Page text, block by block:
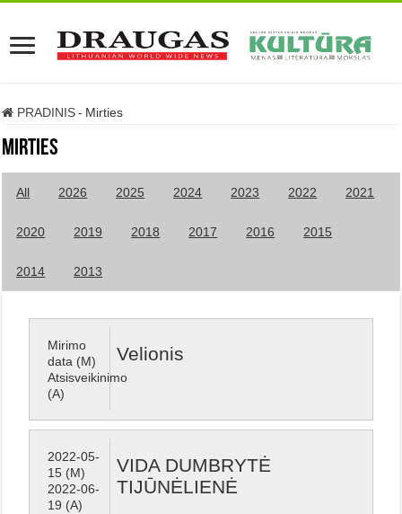
PRADINIS - Mirties
Mirties
All 2026 2025 2024 2023 2022 2021
2020 2019 2018 2017 2016 2015
2014 2013
Mirimo
data (M)
Atsisveikinimo
(A)
Velionis
2022-05-
15 (M)
2022-06-
19 (A)
VIDA DUMBRYTĖ
TIJŪNĖLIENĖ